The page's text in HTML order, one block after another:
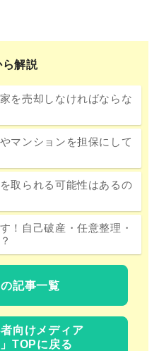
ら解説
を売却しなければならな
マンションを担保にして
取られる可能性はあるの
！自己破産・任意整理・
記事一覧
向けメディア
TOPに戻る